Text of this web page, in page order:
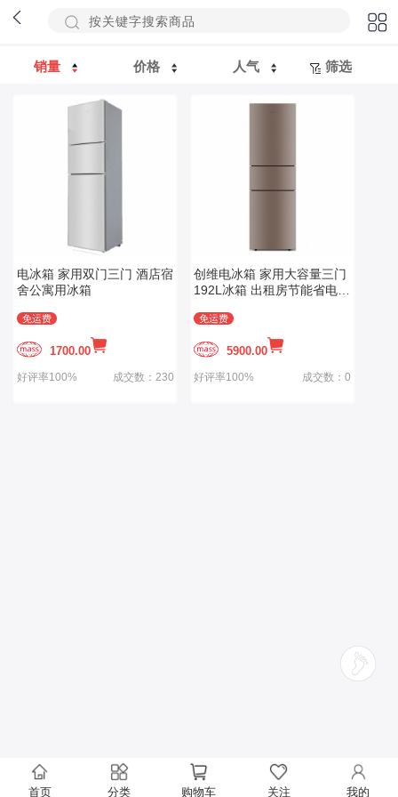
销量 价格 人气 筛选
电冰箱 家用双门三门 酒店宿
舍公寓用冰箱
免运费
1700.00
好评率100% 成交数：230
创维电冰箱 家用大容量三门
192L冰箱 出租房节能省电冰
免运费
5900.00
好评率100% 成交数：0
首页 分类 购物车 关注 我的